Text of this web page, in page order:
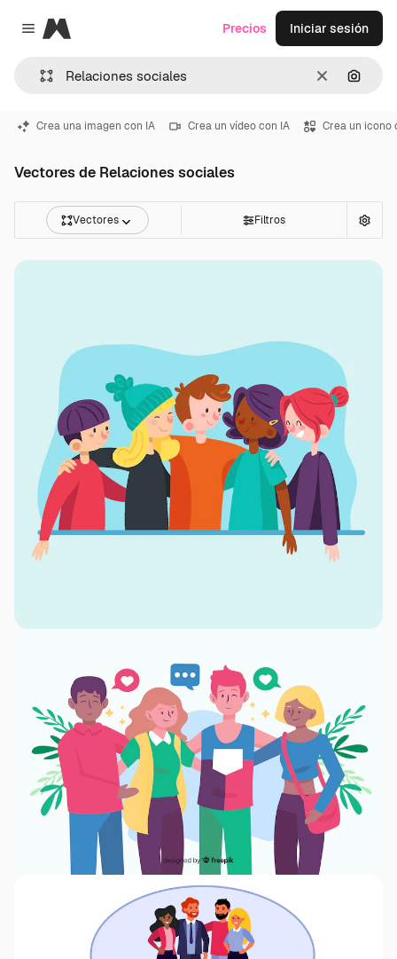
Close menu
Magnific
Borrar
Precios Iniciar sesión
Crea una imagen con IA Crea un vídeo con IA Crea un icono
Vectores de Relaciones sociales
Vectores Filtros